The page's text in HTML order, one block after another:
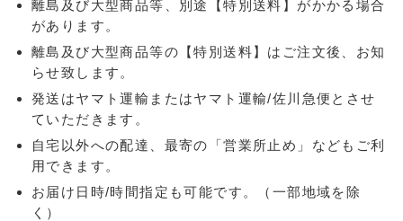
離島及び大型商品等、別途【特別送料】がかかる場合
があります。
離島及び大型商品等の【特別送料】はご注文後、お知
らせ致します。
発送はヤマト運輸またはヤマト運輸/佐川急便とさせ
ていただきます。
自宅以外への配達、最寄の「営業所止め」などもご利
用できます。
お届け日時/時間指定も可能です。（一部地域を除
く）